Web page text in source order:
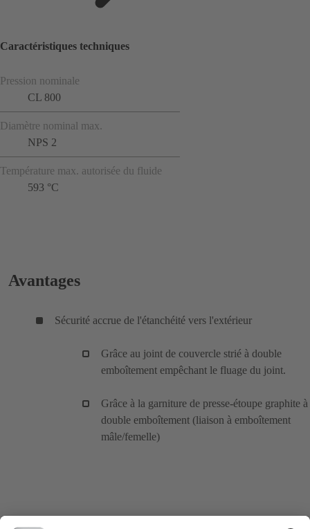
Caractéristiques techniques
Pression nominale
CL 800
Diamètre nominal max.
NPS 2
Température max. autorisée du fluide
593 °C
Avantages
Sécurité accrue de l'étanchéité vers l'extérieur
Grâce au joint de couvercle strié à double
emboîtement empêchant le fluage du joint.
Grâce à la garniture de presse-étoupe graphite à
double emboîtement (liaison à emboîtement
mâle/femelle)